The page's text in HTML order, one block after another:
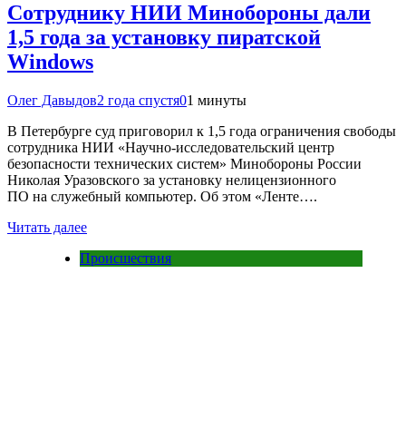
Сотруднику НИИ Минобороны дали
1,5 года за установку пиратской
Windows
Олег Давыдов2 года спустя01 минуты
В Петербурге суд приговорил к 1,5 года ограничения свободы
сотрудника НИИ «Научно-исследовательский центр
безопасности технических систем» Минобороны России
Николая Уразовского за установку нелицензионного
ПО на служебный компьютер. Об этом «Ленте….
Читать далее
Происшествия